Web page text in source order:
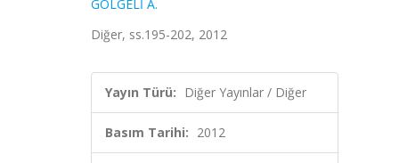
GÖLGELİ A.
Diğer, ss.195-202, 2012
Yayın Türü: Diğer Yayınlar / Diğer
Basım Tarihi: 2012